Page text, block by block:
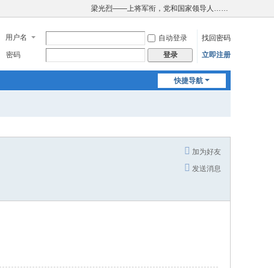
梁光烈——上将军衔，党和国家领导人……
用户名 自动登录
找回密码
密码
登录 立即注册
快捷导航
加为好友
发送消息